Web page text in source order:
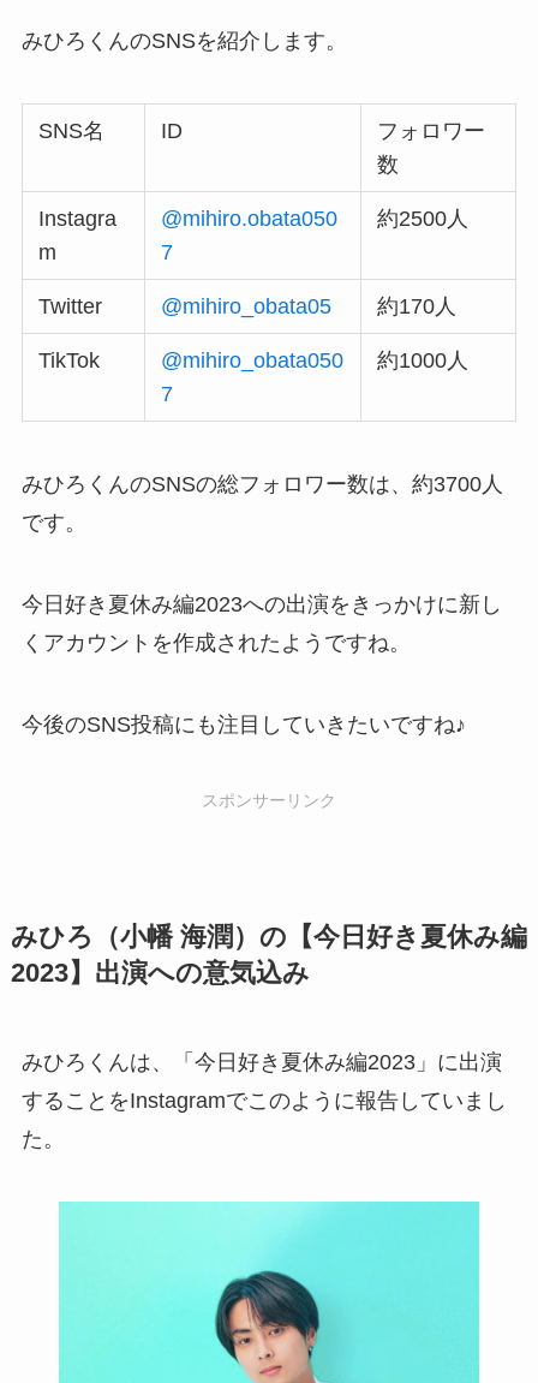
みひろくんのSNSを紹介します。
SNS名 ID
フォロワー
数
Instagra
m
@mihiro.obata050
7
約2500人
Twitter @mihiro_obata05 約170人
TikTok
@mihiro_obata050
7
約1000人
みひろくんのSNSの総フォロワー数は、約3700人
です。
今日好き夏休み編2023への出演をきっかけに新し
くアカウントを作成されたようですね。
今後のSNS投稿にも注目していきたいですね♪
スポンサーリンク
みひろ（小幡 海潤）の【今日好き夏休み編
2023】出演への意気込み
みひろくんは、「今日好き夏休み編2023」に出演
することをInstagramでこのように報告していまし
た。